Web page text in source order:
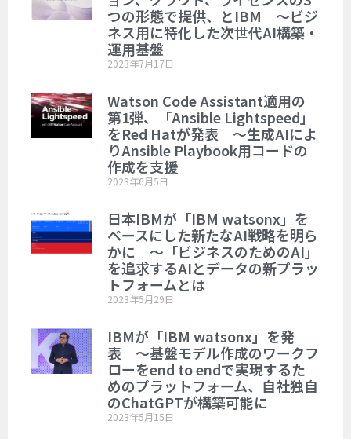
つの形態で提供、とIBM ～ビジ
ネス用に特化した次世代AI構築・
運用基盤
2023年7月17日
Watson Code Assistant適用の
第1弾、「Ansible Lightspeed」
をRed Hatが発表 ～生成AIによ
りAnsible Playbook用コードの
作成を支援
2023年6月5日
日本IBMが「IBM watsonx」を
ベースにした新たなAI戦略を明ら
かに ～「ビジネスのためのAI」
を追求するAIとデータの新プラッ
トフォームとは
2023年5月29日
IBMが「IBM watsonx」を発
表 ～基盤モデル作成のワークフ
ローをend to endで実現するた
めのプラットフォーム、自社独自
のChatGPTが構築可能に
2023年5月15日